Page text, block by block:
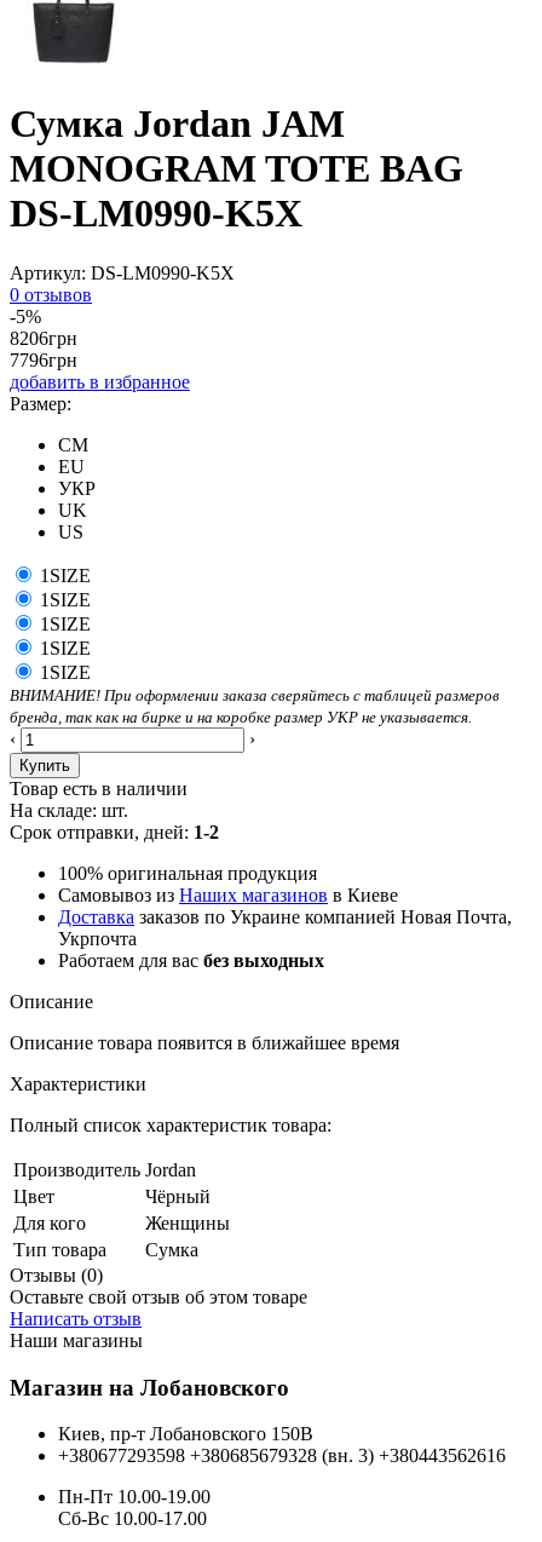
Сумка Jordan JAM
MONOGRAM TOTE BAG
DS-LM0990-K5X
Артикул: DS-LM0990-K5X
0 отзывов
-5%
8206грн
7796грн
добавить в избранное
Размер:
CM
EU
УКР
UK
US
1SIZE
1SIZE
1SIZE
1SIZE
1SIZE
ВНИМАНИЕ! При оформлении заказа сверяйтесь с таблицей размеров
бренда, так как на бирке и на коробке размер УКР не указывается.
‹ ›
Купить
Товар есть в наличии
На складе: шт.
Срок отправки, дней: 1-2
100% оригинальная продукция
Самовывоз из Наших магазинов в Киеве
Доставка заказов по Украине компанией Новая Почта,
Укрпочта
Работаем для вас без выходных
Описание
Описание товара появится в ближайшее время
Характеристики
Полный список характеристик товара:
Производитель Jordan
Цвет
Чёрный
Для кого
Женщины
Тип товара
Сумка
Отзывы (0)
Оставьте свой отзыв об этом товаре
Написать отзыв
Наши магазины
Магазин на Лобановского
Киев, пр-т Лобановского 150В
+380677293598 +380685679328 (вн. 3) +380443562616
Пн-Пт 10.00-19.00
Cб-Вс 10.00-17.00